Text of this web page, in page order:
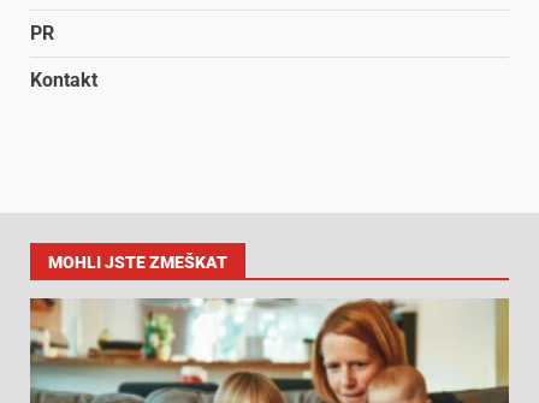
PR
Kontakt
MOHLI JSTE ZMEŠKAT